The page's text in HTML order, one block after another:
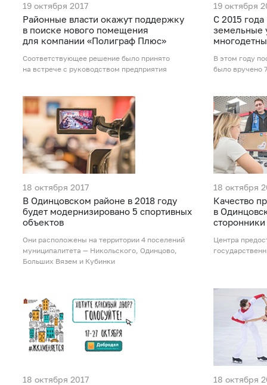
19 октября 2017
Районные власти окажут поддержку
в поиске нового помещения
для компании «Полиграф Плюс»
Соответствующее решение было принято
на встрече с руководством предприятия
19 октября
С 2015
земельные
В этом году
было вручено
18 октября 2017
В Одинцовском районе в 2018 году
будет модернизировано 5 спортивных
объектов
Они расположены на территории 4 поселений
муниципалитета — Никольского, Одинцово,
Больших Вязем и Кубинки
18 октября
Качество
в
Центра
18 октября 2017 18 октября